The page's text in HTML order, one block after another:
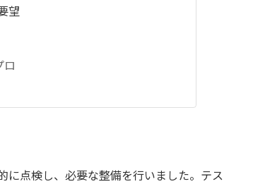
望
ロ
に点検し、必要な整備を行いました。テス